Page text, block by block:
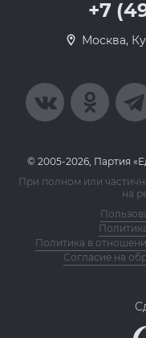
+7
Москва,
© 2005-2026, Партия
При полном или
на
Политика в
Согласие на